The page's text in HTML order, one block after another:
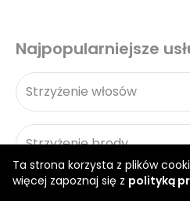
Ta strona korzysta z plików
więcej zapoznaj się z polityką
Najpopularniejsze
Strzyżenie włosów
Strzyżenie brody